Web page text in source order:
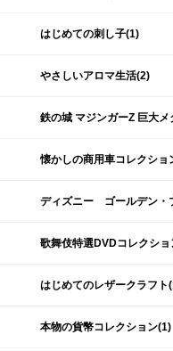
はじめての刺し子(1)
やさしいアロマ生活(2)
鉄の城 マジンガーZ 巨大
懐かしの商用車コレクショ
ディズニー ゴールデン・
歌舞伎特選DVDコレクショ
はじめてのレザークラフト
本物の貨幣コレクション(1)